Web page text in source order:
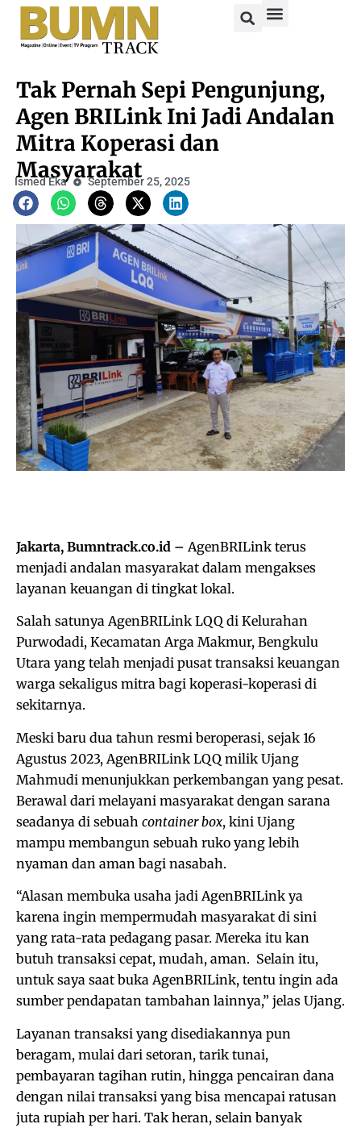
Tak Pernah Sepi Pengunjung,
Agen BRILink Ini Jadi Andalan
Mitra Koperasi dan
Masyarakat
Ismed Eka September 25, 2025
Jakarta, Bumntrack.co.id – AgenBRILink terus
menjadi andalan masyarakat dalam mengakses
layanan keuangan di tingkat lokal.
Salah satunya AgenBRILink LQQ di Kelurahan
Purwodadi, Kecamatan Arga Makmur, Bengkulu
Utara yang telah menjadi pusat transaksi keuangan
warga sekaligus mitra bagi koperasi-koperasi di
sekitarnya.
Meski baru dua tahun resmi beroperasi, sejak 16
Agustus 2023, AgenBRILink LQQ milik Ujang
Mahmudi menunjukkan perkembangan yang pesat.
Berawal dari melayani masyarakat dengan sarana
seadanya di sebuah container box, kini Ujang
mampu membangun sebuah ruko yang lebih
nyaman dan aman bagi nasabah.
“Alasan membuka usaha jadi AgenBRILink ya
karena ingin mempermudah masyarakat di sini
yang rata-rata pedagang pasar. Mereka itu kan
butuh transaksi cepat, mudah, aman. Selain itu,
untuk saya saat buka AgenBRILink, tentu ingin ada
sumber pendapatan tambahan lainnya,” jelas Ujang.
Layanan transaksi yang disediakannya pun
beragam, mulai dari setoran, tarik tunai,
pembayaran tagihan rutin, hingga pencairan dana
dengan nilai transaksi yang bisa mencapai ratusan
juta rupiah per hari. Tak heran, selain banyak